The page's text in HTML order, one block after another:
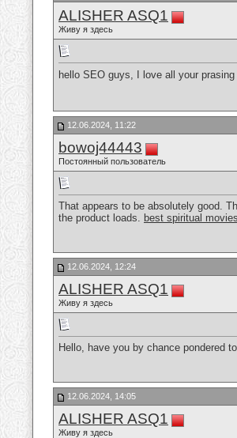
ALISHER ASQ1
Живу я здесь
hello SEO guys, I love all your
12.06.2024, 11:22
bowoj44443
Постоянный пользователь
That appears to be absolutely good.
the product loads. best spiritual movies
12.06.2024, 12:24
ALISHER ASQ1
Живу я здесь
Hello, have you by chance pondered
12.06.2024, 14:05
ALISHER ASQ1
Живу я здесь